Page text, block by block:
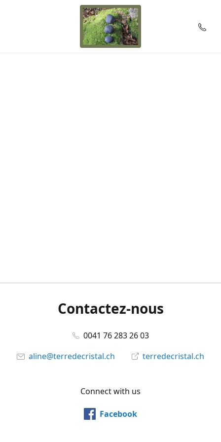
Contactez-nous
0041 76 283 26 03
aline@terredecristal.ch
terredecristal.ch
Connect with us
Facebook